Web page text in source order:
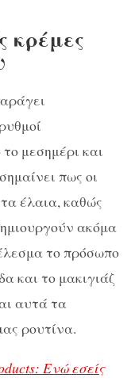
κρέμες
μεσημέρι και
πως οι
έλαια, καθώς
ακόμα
το πρόσωπο
και το μακιγιάζ
αυτά τα
ρουτίνα.
Ενώ εσείς